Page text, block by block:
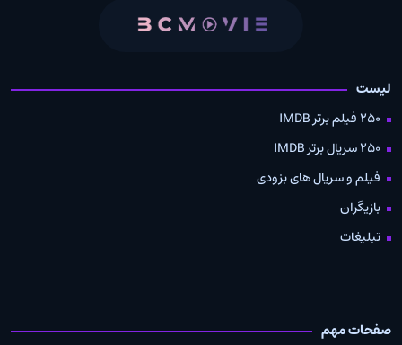
لیست
250 فیلم برتر IMDB
250 سریال برتر IMDB
فیلم و سریال های بزودی
بازیگران
تبلیغات
صفحات مهم